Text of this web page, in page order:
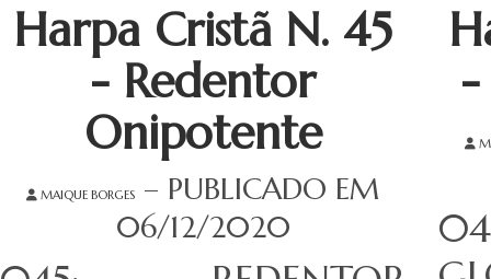
Harpa Cristã N. 45
- Redentor
Onipotente
MAIQUE BORGES
– PUBLICADO EM
06/12/2020
-